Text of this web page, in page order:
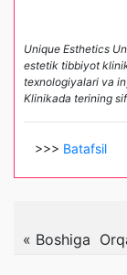
Unique Esthetics
estetik tibbiyot
texnologiyalari va
Klinikada terining
>>> Batafsil
« Boshiga